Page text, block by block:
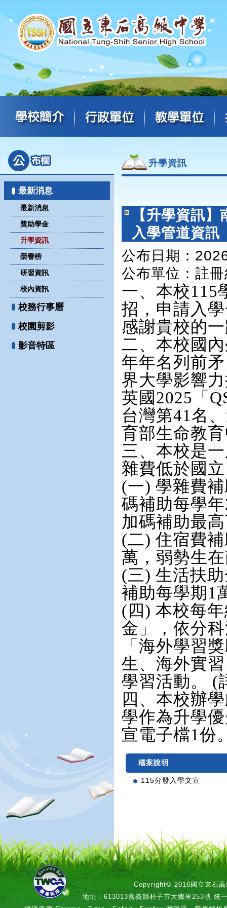
最新消息
最新消息
獎助學金
升學資訊
榮譽榜
研習資訊
校內資訊
校務行事曆
校園剪影
影音特區
升學資訊
【升學資訊
入學管道資訊
公布日期：
公布單位 ：註
一、本校115
招，申請入
感謝貴校的
二、本校國
年年名列前
界大學影響
英國2025「
台灣第41名
育部生命教
三、本校是
雜費低於國
(一) 學雜費
碼補助每學
加碼補助最
(二) 住宿費
萬，弱勢生
(三) 生活扶
補助每學期1
(四) 本校每
金」，依分
「海外學習
生、海外實
學習活動。 (
四、本校辦
學作為升學
宣電子檔1份
檔案說明
115分發入學文宣
Copyright© 2016國立東石高
地址：613013嘉義縣朴子市大鄉里253號 統